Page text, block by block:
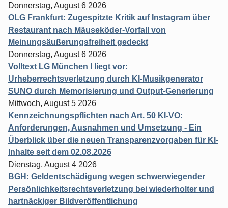
Donnerstag, August 6 2026
OLG Frankfurt: Zugespitzte Kritik auf Instagram über
Restaurant nach Mäuseköder-Vorfall von
Meinungsäußerungsfreiheit gedeckt
Donnerstag, August 6 2026
Volltext LG München I liegt vor:
Urheberrechtsverletzung durch KI-Musikgenerator
SUNO durch Memorisierung und Output-Generierung
Mittwoch, August 5 2026
Kennzeichnungspflichten nach Art. 50 KI-VO:
Anforderungen, Ausnahmen und Umsetzung - Ein
Überblick über die neuen Transparenzvorgaben für KI-
Inhalte seit dem 02.08.2026
Dienstag, August 4 2026
BGH: Geldentschädigung wegen schwerwiegender
Persönlichkeitsrechtsverletzung bei wiederholter und
hartnäckiger Bildveröffentlichung